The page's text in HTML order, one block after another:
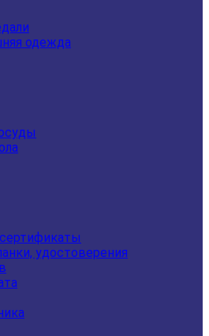
одежда
удостоверения